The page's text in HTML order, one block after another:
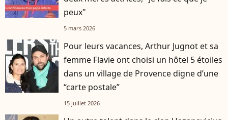
peux"
5 mars 2026
Pour leurs vacances, Arthur Jugnot et sa
femme Flavie ont choisi un hôtel 5 étoiles
dans un village de Provence digne d’une
“carte postale”
15 juillet 2026